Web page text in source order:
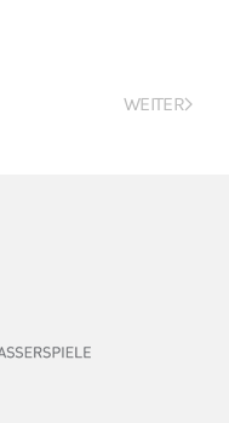
WEITER